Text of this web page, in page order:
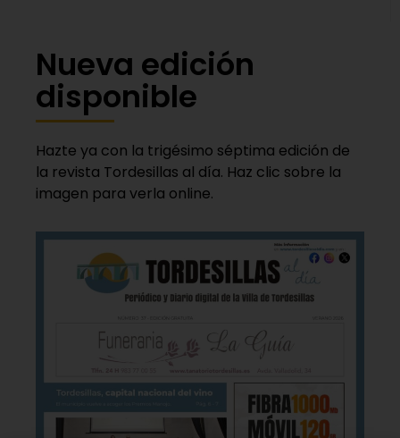
Nueva edición
disponible
Hazte ya con la trigésimo séptima edición de
la revista Tordesillas al día. Haz clic sobre la
imagen para verla online.